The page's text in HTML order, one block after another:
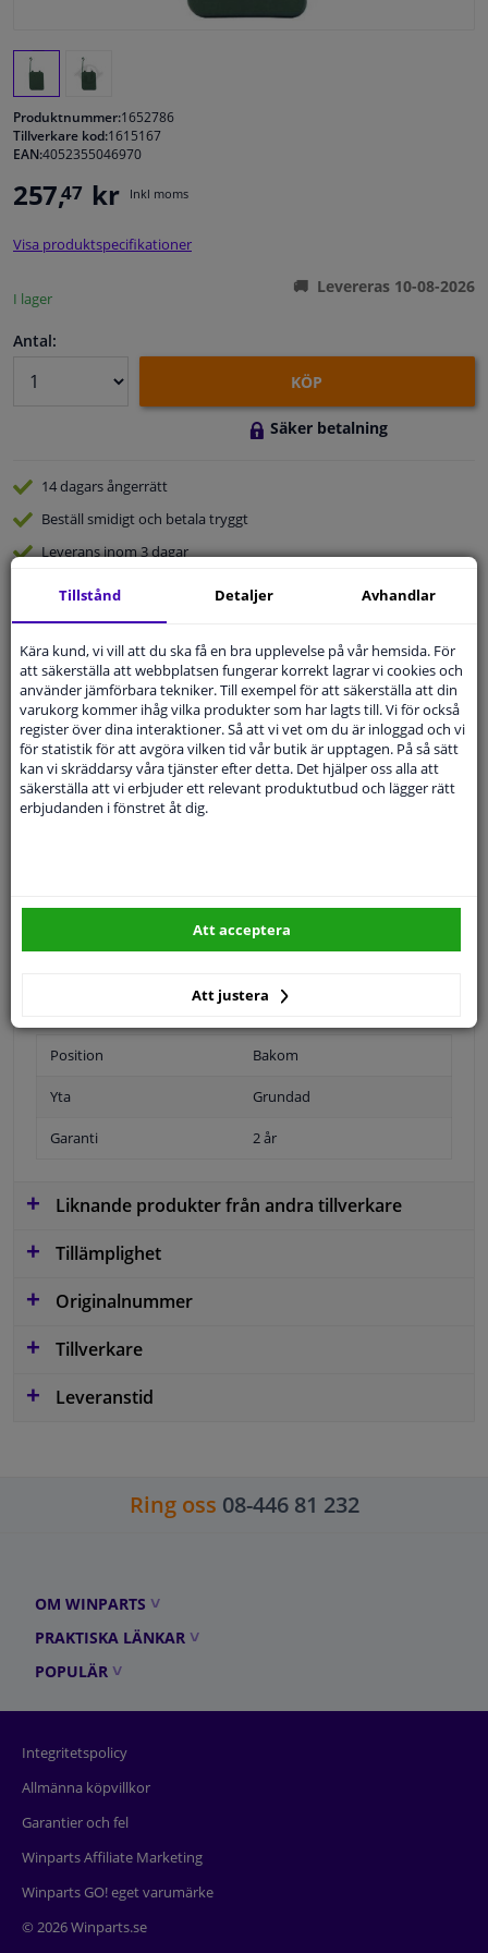
Fönster & Tillbehör
Bilvård & Tillbehör
Sensorer & Elsystem
Produktnummer:1652786
Tillverkare kod:1615167
EAN:4052355046970
257,47 kr Inkl moms
Visa produktspecifikationer
I lager
Levereras 10-08-2026
Antal:
KÖP
Säker betalning
14 dagarsångerrätt
Beställ smidigt och betala tryggt
Leverans inom 3 dagar
Kundservice
Kundservice:08-446 81 232
Ställ din fråga hos våra produktspecialister.
Frågor Och Svar
Modellmatchande garanti, Hitta rätt bildelar.
Specifikationer
Position Bakom
Yta Grundad
Garanti 2 år
Liknande produkter från andra tillverkare
Tillämplighet
Originalnummer
Tillverkare
Leveranstid
Ring oss 08-446 81 232
OM WINPARTS
PRAKTISKA LÄNKAR
POPULÄR
Integritetspolicy
Allmänna köpvillkor
Garantier och fel
Winparts Affiliate Marketing
Winparts GO! eget varumärke
© 2026 Winparts.se
Tillstånd Detaljer Avhandlar
Kära kund, vi vill att du ska få en bra upplevelse på vår hemsida. För
att säkerställa att webbplatsen fungerar korrekt lagrar vi cookies och
använder jämförbara tekniker. Till exempel för att säkerställa att din
varukorg kommer ihåg vilka produkter som har lagts till. Vi för också
register över dina interaktioner. Så att vi vet om du är inloggad och vi
för statistik för att avgöra vilken tid vår butik är upptagen. På så sätt
kan vi skräddarsy våra tjänster efter detta. Det hjälper oss alla att
säkerställa att vi erbjuder ett relevant produktutbud och lägger rätt
erbjudanden i fönstret åt dig.
Att justera
Att acceptera